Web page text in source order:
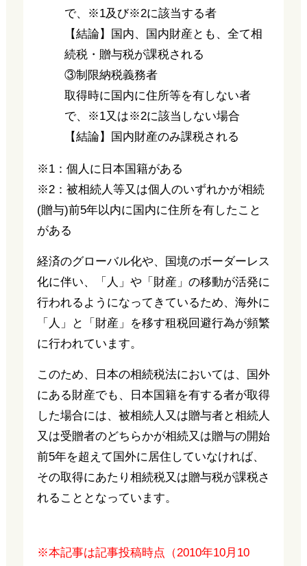
で、※1及び※2に該当する者
【結論】国内、国内財産とも、全て相
続税・贈与税が課税される
③制限納税義務者
取得時に国内に住所等を有しない者
で、※1又は※2に該当しない場合
【結論】国内財産のみ課税される
※1：個人に日本国籍がある
※2：被相続人等又は個人のいずれかが相続
(贈与)前5年以内に国内に住所を有したこと
がある
経済のグローバル化や、国境のボーダーレス
化に伴い、「人」や「財産」の移動が活発に
行われるようになってきているため、海外に
「人」と「財産」を移す租税回避行為が頻繁
に行われています。
このため、日本の相続税法においては、国外
にある財産でも、日本国籍を有する者が取得
した場合には、被相続人又は贈与者と相続人
又は受贈者のどちらかが相続又は贈与の開始
前5年を超えて国外に居住していなければ、
その取得にあたり相続税又は贈与税が課税さ
れることとなっています。
※本記事は記事投稿時点（2010年10月10